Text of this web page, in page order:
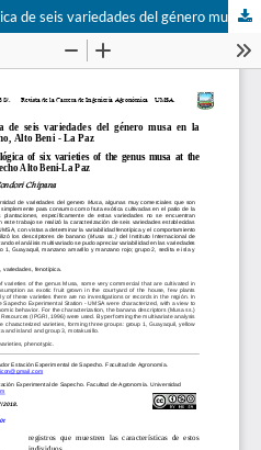
Caracterización agromorfológica de seis variedades del género musa en la Estación Experimental de Sapecho, Alto Beni - La Paz